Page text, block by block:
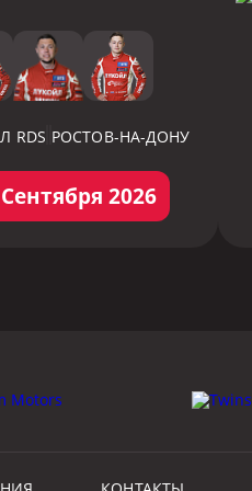
RDS РОСТОВ-НА-ДОНУ
2026